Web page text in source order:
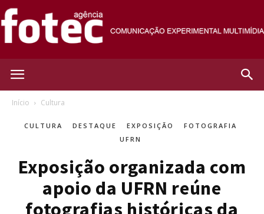
Início Cultura
CULTURA DESTAQUE EXPOSIÇÃO
FOTOGRAFIA
UFRN
Exposição organizada com
apoio da UFRN reúne
fotografias históricas da